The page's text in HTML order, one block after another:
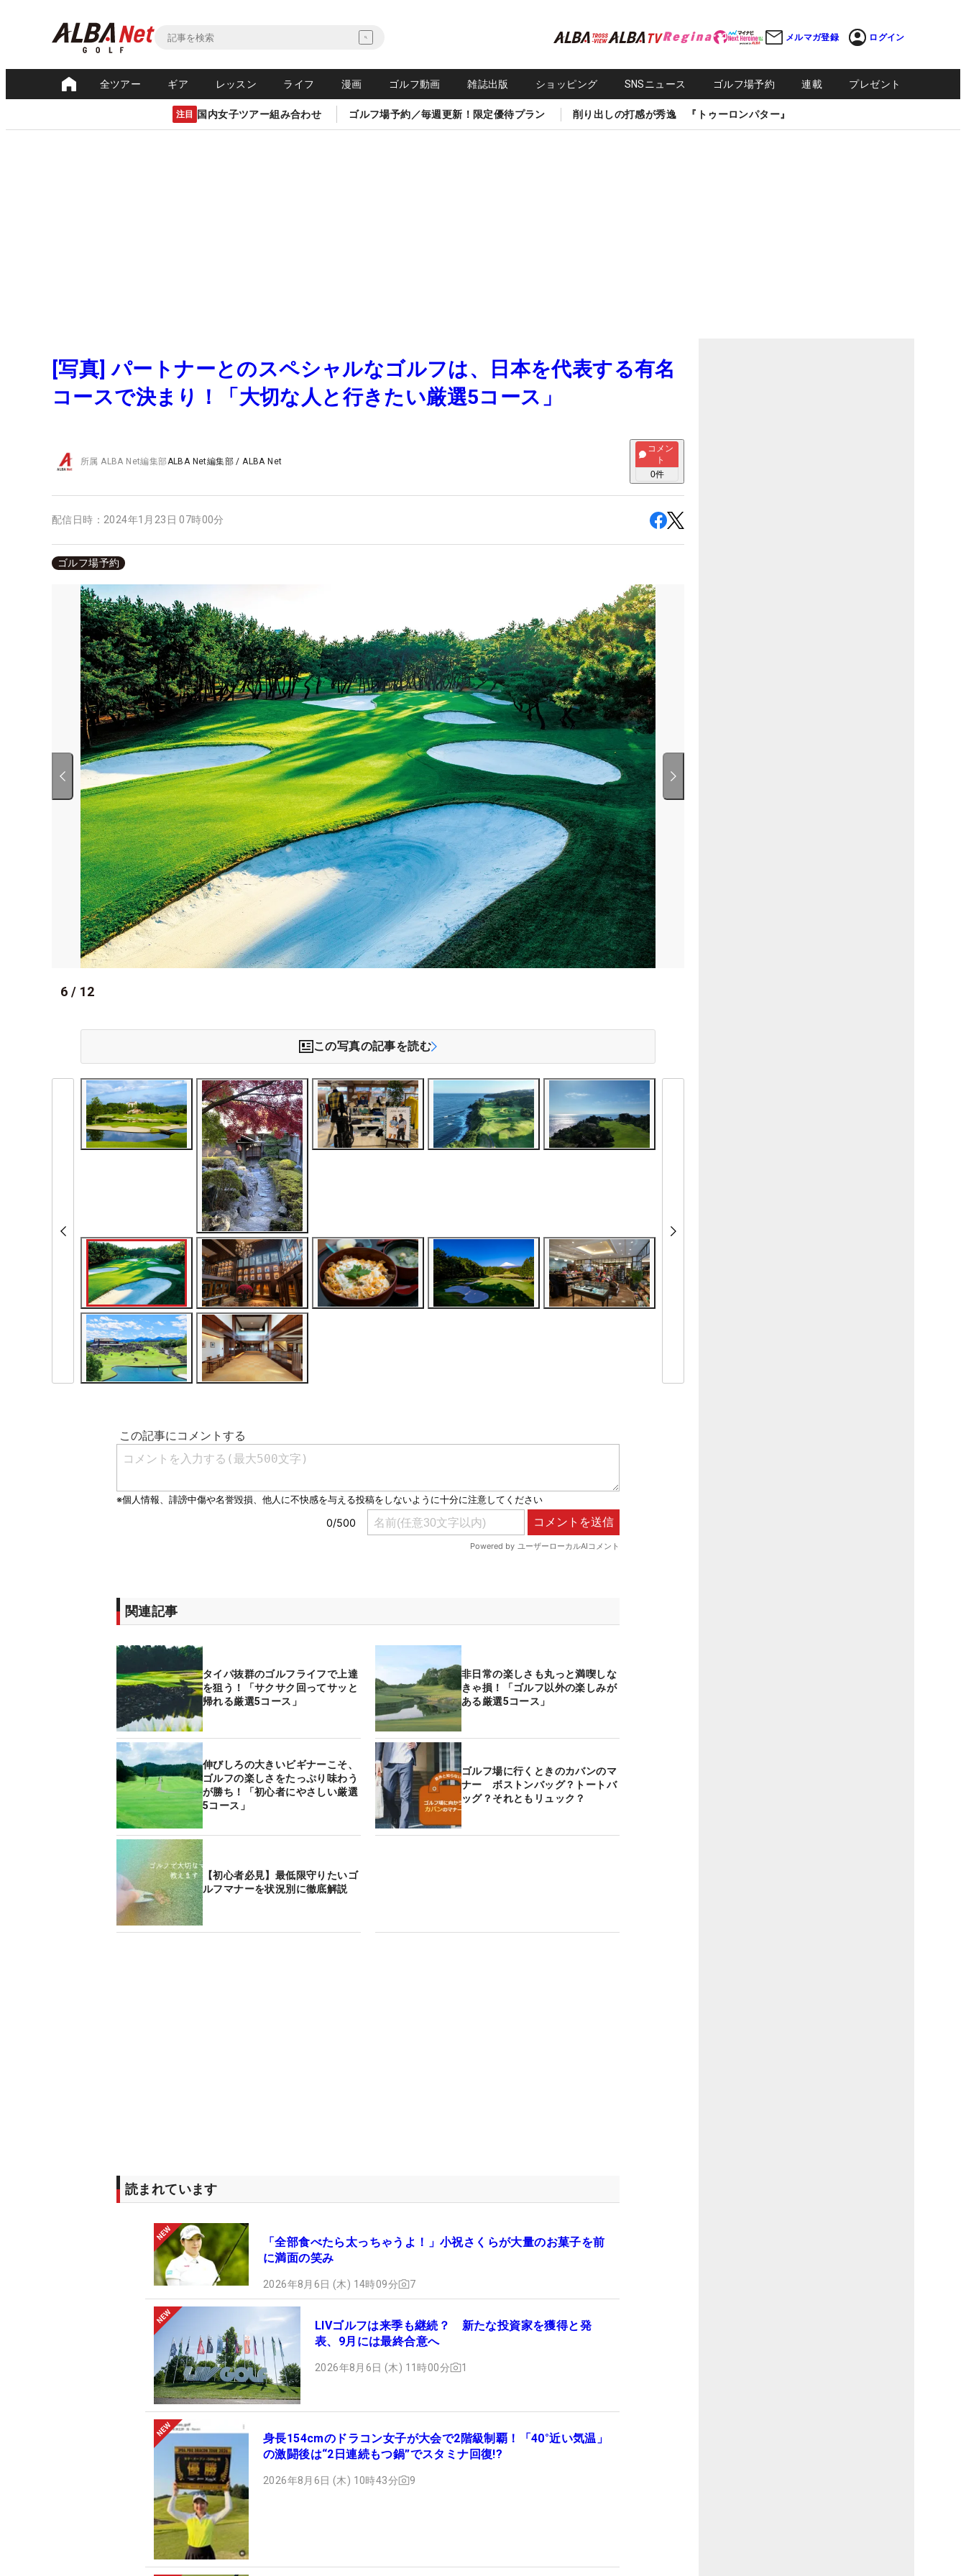
メルマガ登録 ログイン
全ツアー ギア レッスン ライフ 漫画 ゴルフ動画 雑誌出版 ショッピング SNSニュース ゴルフ場予約 連載 プレゼント
注目 国内女子ツアー組み合わせ ゴルフ場予約／毎週更新！限定優待プラン 削り出しの打感が秀逸 『トゥーロンパター』
[写真] パートナーとのスペシャルなゴルフは、日本を代表する有名
コースで決まり！「大切な人と行きたい厳選5コース」
所属ALBA Net編集部ALBA Net編集部 /ALBA Net
コメン
ト
0件
配信日時： 2024年1月23日 07時00分
ゴルフ場予約
6 / 12
この写真の記事を読む
関連記事
タイパ抜群のゴルフライフで上達
を狙う！「サクサク回ってサッと
帰れる厳選5コース」
非日常の楽しさも丸っと満喫しな
きゃ損！「ゴルフ以外の楽しみが
ある厳選5コース」
伸びしろの大きいビギナーこそ、
ゴルフの楽しさをたっぷり味わう
が勝ち！「初心者にやさしい厳選
5コース」
ゴルフ場に行くときのカバンのマ
ナー ボストンバッグ？トートバ
ッグ？それともリュック？
【初心者必見】最低限守りたいゴ
ルフマナーを状況別に徹底解説
読まれています
「全部食べたら太っちゃうよ！」小祝さくらが大量のお菓子を前
に満面の笑み
2026年8月6日 (木) 14時09分 7
LIVゴルフは来季も継続？ 新たな投資家を獲得と発
表、9月には最終合意へ
2026年8月6日 (木) 11時00分 1
身長154cmのドラコン女子が大会で2階級制覇！「40°近い気温」
の激闘後は“2日連続もつ鍋”でスタミナ回復!?
2026年8月6日 (木) 10時43分 9